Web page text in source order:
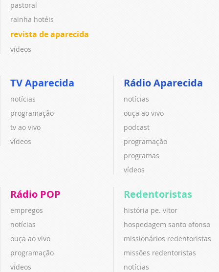
pastoral
rainha hotéis
revista de aparecida
vídeos
TV Aparecida
notícias
programação
tv ao vivo
vídeos
Rádio Aparecida
notícias
ouça ao vivo
podcast
programação
programas
vídeos
Rádio POP
empregos
notícias
ouça ao vivo
programação
vídeos
Redentoristas
história pe. vitor
hospedagem santo afonso
missionários redentoristas
missões redentoristas
notícias